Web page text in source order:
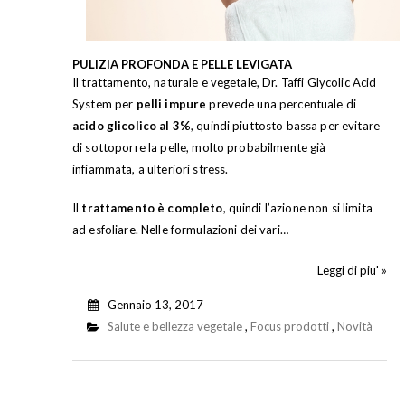
PULIZIA PROFONDA E PELLE LEVIGATA
Il trattamento, naturale e vegetale, Dr. Taffi Glycolic Acid
System per pelli impure prevede una percentuale di
acido glicolico al 3%, quindi piuttosto bassa per evitare
di sottoporre la pelle, molto probabilmente già
infiammata, a ulteriori stress.
Il trattamento è completo, quindi l’azione non si limita
ad esfoliare. Nelle formulazioni dei vari…
Leggi di piu' »
Gennaio 13, 2017
Salute e bellezza vegetale, Focus prodotti, Novità